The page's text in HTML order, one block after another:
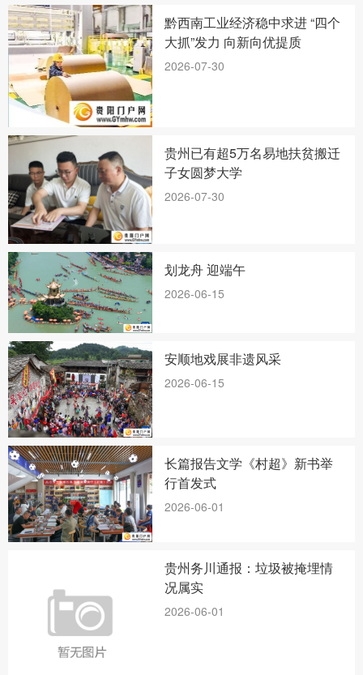
黔西南工业经济稳中求进 “四个
大抓”发力 向新向优提质
2026-07-30
贵州已有超5万名易地扶贫搬迁
子女圆梦大学
2026-07-30
划龙舟 迎端午
2026-06-15
安顺地戏展非遗风采
2026-06-15
长篇报告文学《村超》新书举
行首发式
2026-06-01
贵州务川通报：垃圾被掩埋情
况属实
2026-06-01